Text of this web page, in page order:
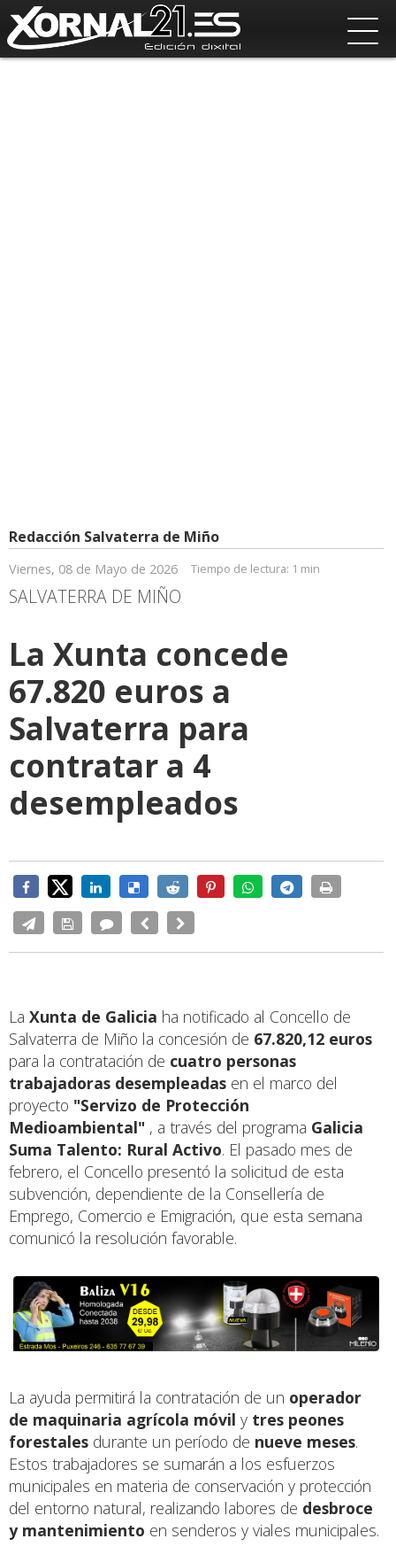
Redacción Salvaterra de Miño
Viernes, 08 de Mayo de 2026 Tiempo de lectura: 1 min
SALVATERRA DE MIÑO
La Xunta concede
67.820 euros a
Salvaterra para
contratar a 4
desempleados
La Xunta de Galicia ha notificado al Concello de
Salvaterra de Miño la concesión de 67.820,12 euros
para la contratación de cuatro personas
trabajadoras desempleadas en el marco del
proyecto "Servizo de Protección
Medioambiental" , a través del programa Galicia
Suma Talento: Rural Activo. El pasado mes de
febrero, el Concello presentó la solicitud de esta
subvención, dependiente de la Consellería de
Emprego, Comercio e Emigración, que esta semana
comunicó la resolución favorable.
La ayuda permitirá la contratación de un operador
de maquinaria agrícola móvil y tres peones
forestales durante un período de nueve meses.
Estos trabajadores se sumarán a los esfuerzos
municipales en materia de conservación y protección
del entorno natural, realizando labores de desbroce
y mantenimiento en senderos y viales municipales.